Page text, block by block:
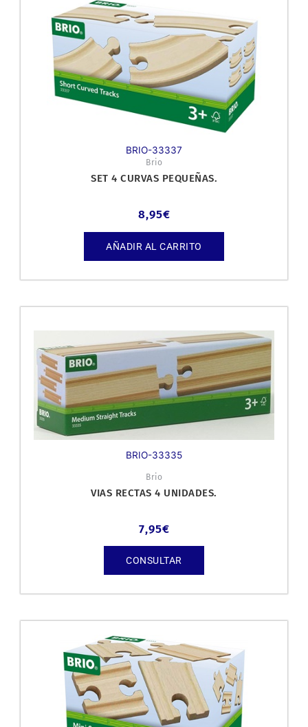
BRIO-33337
Brio
SET 4 CURVAS PEQUEÑAS.
8,95€
AÑADIR AL CARRITO
BRIO-33335
Brio
VIAS RECTAS 4 UNIDADES.
7,95€
CONSULTAR